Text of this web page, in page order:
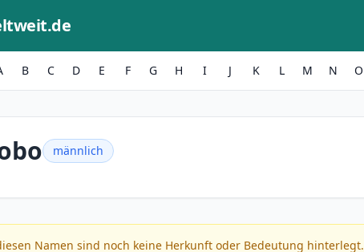
B C D E F G H I J K L M N O
männlich
Namen sind noch keine Herkunft oder Bedeutung hinterlegt.